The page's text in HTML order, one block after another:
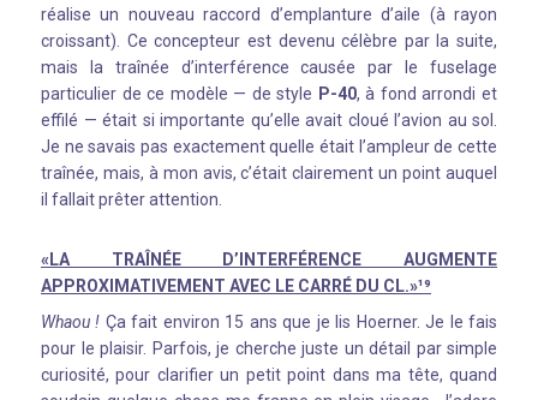
réalise un nouveau raccord d’emplanture d’aile (à rayon
croissant). Ce concepteur est devenu célèbre par la suite,
mais la traînée d’interférence causée par le fuselage
particulier de ce modèle — de style P-40, à fond arrondi et
effilé — était si importante qu’elle avait cloué l’avion au sol.
Je ne savais pas exactement quelle était l’ampleur de cette
traînée, mais, à mon avis, c’était clairement un point auquel
il fallait prêter attention.
«LA TRAÎNÉE D’INTERFÉRENCE AUGMENTE
APPROXIMATIVEMENT AVEC LE CARRÉ DU CL.»¹⁹
Whaou ! Ça fait environ 15 ans que je lis Hoerner. Je le fais
pour le plaisir. Parfois, je cherche juste un détail par simple
curiosité, pour clarifier un petit point dans ma tête, quand